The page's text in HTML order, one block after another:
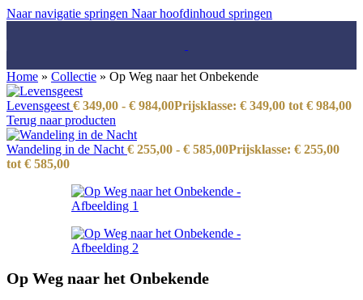
Naar navigatie springen Naar hoofdinhoud springen
Home » Collectie » Op Weg naar het Onbekende
Levensgeest € 349,00 - € 984,00Prijsklasse: € 349,00 tot € 984,00
Terug naar producten
Wandeling in de Nacht € 255,00 - € 585,00Prijsklasse: € 255,00
tot € 585,00
Op Weg naar het Onbekende